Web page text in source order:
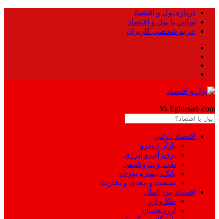
درباره پول و اقتصاد
تماس با پول و اقتصاد
حریم شخصی کاربران
Va Eghtesad .com
اقتصاد دولتی
بازار خودرو
برق، آب و انرژی
نفت و پتروشیمی
بانک، بیمه و بودجه
صنعت و معدن و تجارت
اقتصاد بین الملل
طلا و ارز
ارزدیجیتال